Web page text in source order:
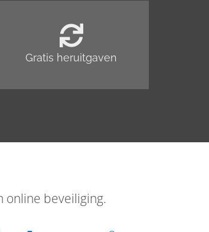
Gratis heruitgaven
online beveiliging.